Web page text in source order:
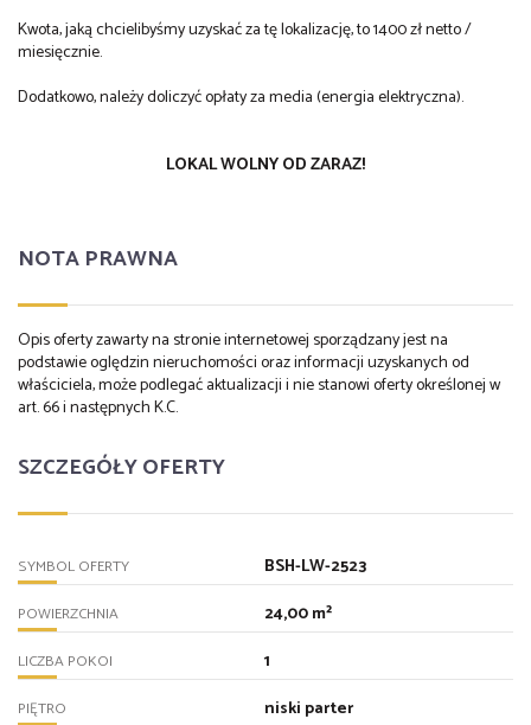
Kwota, jaką chcielibyśmy uzyskać za tę lokalizację, to 1400 zł netto /
miesięcznie.
Dodatkowo, należy doliczyć opłaty za media (energia elektryczna).
LOKAL WOLNY OD ZARAZ!
NOTA PRAWNA
Opis oferty zawarty na stronie internetowej sporządzany jest na
podstawie oględzin nieruchomości oraz informacji uzyskanych od
właściciela, może podlegać aktualizacji i nie stanowi oferty określonej w
art. 66 i następnych K.C.
SZCZEGÓŁY OFERTY
SYMBOL OFERTY BSH-LW-2523
POWIERZCHNIA 24,00 m²
LICZBA POKOI 1
PIĘTRO niski parter